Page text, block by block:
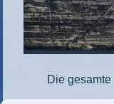
Die